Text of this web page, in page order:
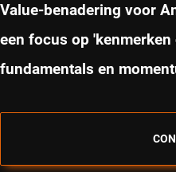
Value-benadering voor
een focus op
fundamentals en